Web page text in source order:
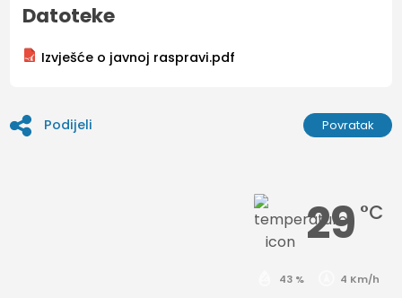
Datoteke
Izvješće o javnoj raspravi.pdf
Podijeli Povratak
29 °C
43 % 4 Km/h